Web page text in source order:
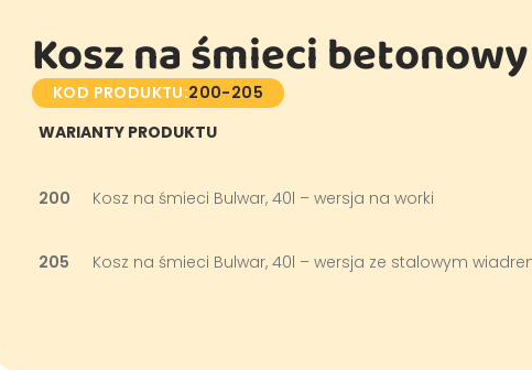
Kosz na śmieci
KOD PRODUKTU:200-205
WARIANTY PRODUKTU
200 Kosz na śmieci Bulwar, 40l – wersja na worki
205 Kosz na śmieci Bulwar, 40l – wersja ze stalowym